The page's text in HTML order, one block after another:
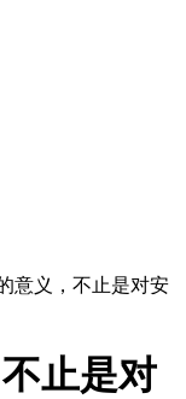
意义，不止是对安
止是对